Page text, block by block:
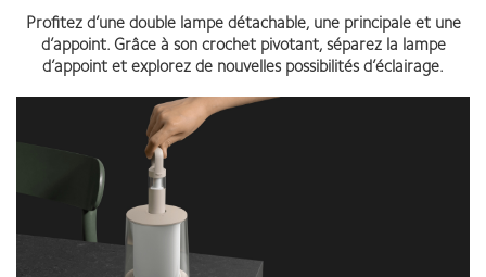
Profitez d’une double lampe détachable, une principale et une
d’appoint. Grâce à son crochet pivotant, séparez la lampe
d’appoint et explorez de nouvelles possibilités d’éclairage.